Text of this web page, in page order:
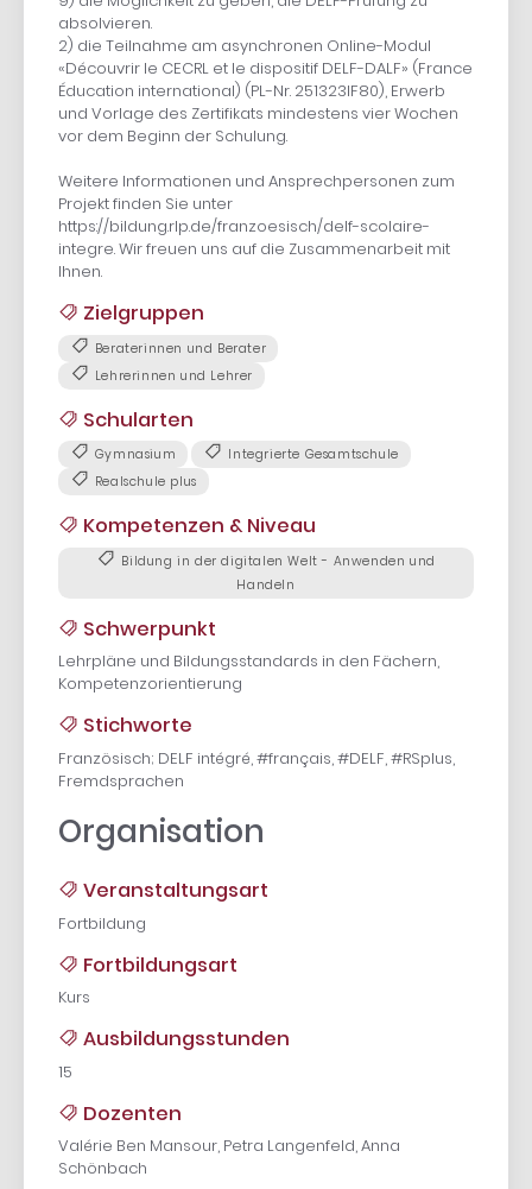
absolvieren.
2) die Teilnahme am asynchronen Online-Modul
«Découvrir le CECRL et le dispositif DELF-DALF» (France
Éducation international) (PL-Nr. 251323IF80), Erwerb
und Vorlage des Zertifikats mindestens vier Wochen
vor dem Beginn der Schulung.
Weitere Informationen und Ansprechpersonen zum
Projekt finden Sie unter
https://bildung.rlp.de/franzoesisch/delf-scolaire-
integre. Wir freuen uns auf die Zusammenarbeit mit
Ihnen.
Zielgruppen
Beraterinnen und Berater
Lehrerinnen und Lehrer
Schularten
Gymnasium
Integrierte Gesamtschule
Realschule plus
Kompetenzen & Niveau
Bildung in der digitalen Welt - Anwenden und
Handeln
Schwerpunkt
Lehrpläne und Bildungsstandards in den Fächern,
Kompetenzorientierung
Stichworte
Französisch; DELF intégré, #français, #DELF, #RSplus,
Fremdsprachen
Organisation
Veranstaltungsart
Fortbildung
Fortbildungsart
Kurs
Ausbildungsstunden
15
Dozenten
Valérie Ben Mansour, Petra Langenfeld, Anna
Schönbach